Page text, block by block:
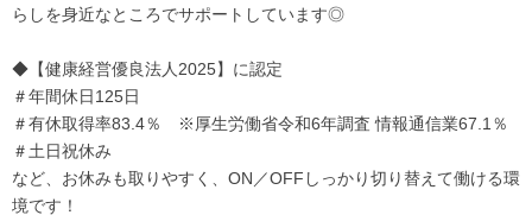
らしを身近なところでサポートしています◎
◆【健康経営優良法人2025】に認定
＃年間休日125日
＃有休取得率83.4％ ※厚生労働省令和6年調査 情報通信業67.1％
＃土日祝休み
など、お休みも取りやすく、ON／OFFしっかり切り替えて働ける環
境です！